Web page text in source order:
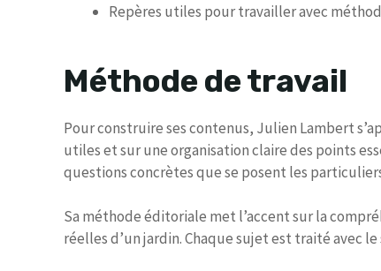
Repères utiles pour travailler avec
Méthode de travail
Pour construire ses contenus, Julien Lambert
utiles et sur une organisation claire des points
questions concrètes que se posent les
Sa méthode éditoriale met l’accent sur la
réelles d’un jardin. Chaque sujet est traité avec